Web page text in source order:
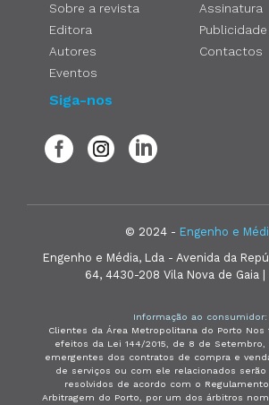
Sobre a revista
Editora
Autores
Eventos
Assinatura
Publicidade
Contactos
Siga-nos
© 2024 - Engenho e
Engenho e Média, Lda - Avenida da
64, 4430-208 Vila Nova de Gaia
Informação ao consumidor:
Clientes da Área Metropolitana do Porto
efeitos da Lei 144/2015, de 8 de
emergentes dos contratos de compra e
de serviços ou com ele relacionados
resolvidos de acordo com o
Arbitragem do Porto, por um dos árbitros